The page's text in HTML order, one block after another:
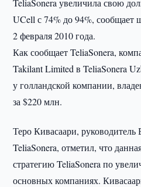
TeliaSonera увеличила свою
UCell с 74% до 94%, сообщает
2 февраля 2010 года.
Как сообщает TeliaSonera,
Takilant Limited в TeliaSonera
у голландской компании,
за $220 млн.
Теро Кивасаари,
TeliaSonera, отметил, что
стратегию TeliaSonera по
основных компаниях.